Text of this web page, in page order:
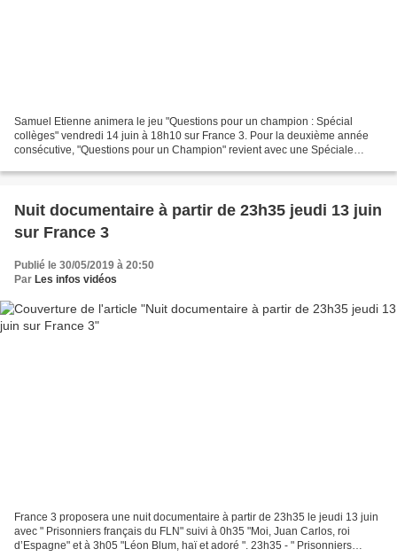
Samuel Etienne animera le jeu "Questions pour un champion : Spécial
collèges" vendredi 14 juin à 18h10 sur France 3. Pour la deuxième année
consécutive, "Questions pour un Champion" revient avec une Spéciale
Nuit documentaire à partir de 23h35 jeudi 13 juin
sur France 3
Publié le 30/05/2019 à 20:50
Par Les infos vidéos
France 3 proposera une nuit documentaire à partir de 23h35 le jeudi 13 juin
avec " Prisonniers français du FLN" suivi à 0h35 "Moi, Juan Carlos, roi
d’Espagne" et à 3h05 "Léon Blum, haï et adoré ". 23h35 - " Prisonniers